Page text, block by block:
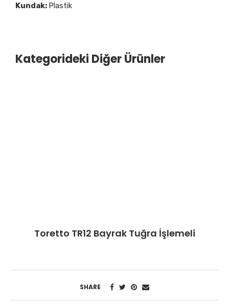
Kundak: Plastik
Kategorideki Diğer Ürünler
Toretto TR12 Bayrak Tuğra İşlemeli
SHARE